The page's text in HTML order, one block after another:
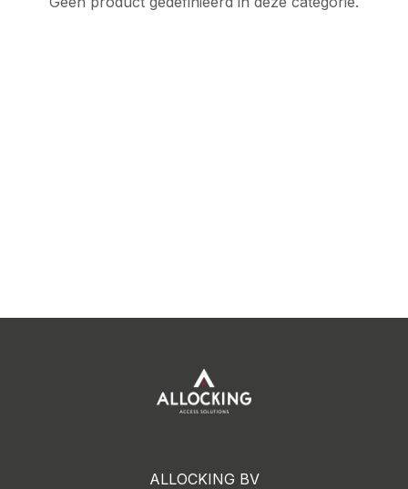
ALLOCKING BV